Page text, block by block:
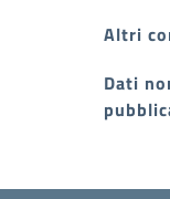
Altri
Dati